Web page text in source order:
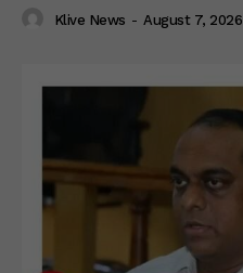
Klive News - August 7, 2026